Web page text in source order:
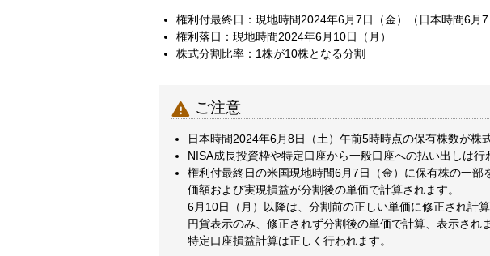
権利付最終日：現地時間2024年6月7日（金）（日本時間6月7
権利落日：現地時間2024年6月10日（月）
株式分割比率：1株が10株となる分割
 ご注意
日本時間2024年6月8日（土）午前5時時点の保有株数が株
NISA成長投資枠や特定口座から一般口座への払い出しは行
権利付最終日の米国現地時間6月7日（金）に保有株の一
価額および実現損益が分割後の単価で計算されます。
6月10日（月）以降は、分割前の正しい単価に修正され計
円貨表示のみ、修正されず分割後の単価で計算、表示されま
特定口座損益計算は正しく行われます。